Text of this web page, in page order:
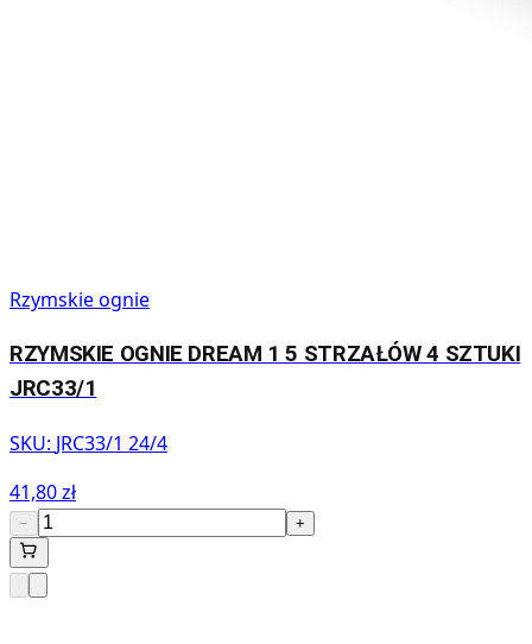
Rzymskie ognie
RZYMSKIE OGNIE DREAM 1 5 STRZAŁÓW 4 SZTUKI
JRC33/1
SKU: JRC33/1 24/4
41,80 zł
− +